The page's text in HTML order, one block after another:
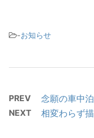
-お知らせ
PREV 念願の車中
NEXT 相変わらず描